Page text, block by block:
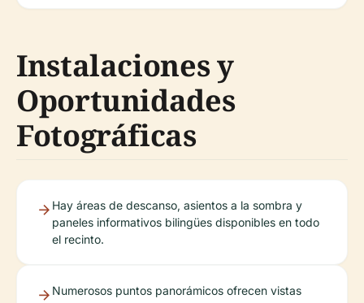
Instalaciones y
Oportunidades
Fotográficas
Hay áreas de descanso, asientos a la sombra y
paneles informativos bilingües disponibles en todo
el recinto.
Numerosos puntos panorámicos ofrecen vistas